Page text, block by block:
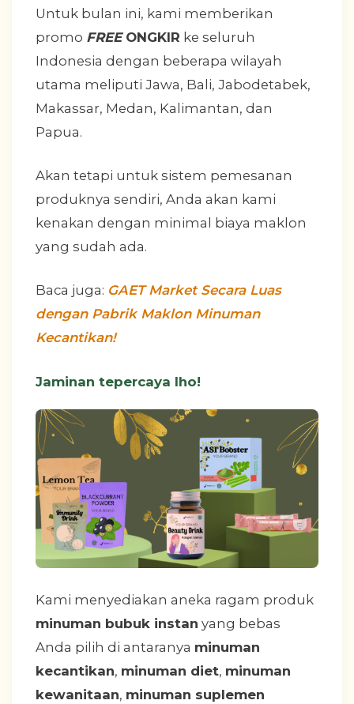
Untuk bulan ini, kami memberikan
promo FREE ONGKIR ke seluruh
Indonesia dengan beberapa wilayah
utama meliputi Jawa, Bali, Jabodetabek,
Makassar, Medan, Kalimantan, dan
Papua.
Akan tetapi untuk sistem pemesanan
produknya sendiri, Anda akan kami
kenakan dengan minimal biaya maklon
yang sudah ada.
Baca juga: GAET Market Secara Luas
dengan Pabrik Maklon Minuman
Kecantikan!
Jaminan tepercaya lho!
Kami menyediakan aneka ragam produk
minuman bubuk instan yang bebas
Anda pilih di antaranya minuman
kecantikan, minuman diet, minuman
kewanitaan, minuman suplemen